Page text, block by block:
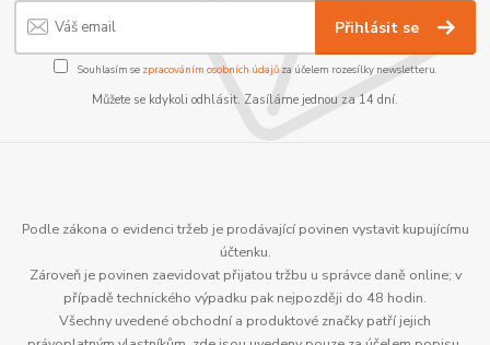
Přihlásit se
Souhlasím se zpracováním osobních údajůza účelem rozesílky newsletteru.
Můžete se kdykoli odhlásit. Zasíláme jednou za 14 dní.
Podle zákona o evidenci tržeb je prodávající povinen vystavit kupujícímu
účtenku.
Zároveň je povinen zaevidovat přijatou tržbu u správce daně online; v
případě technického výpadku pak nejpozději do 48 hodin.
Všechny uvedené obchodní a produktové značky patří jejich